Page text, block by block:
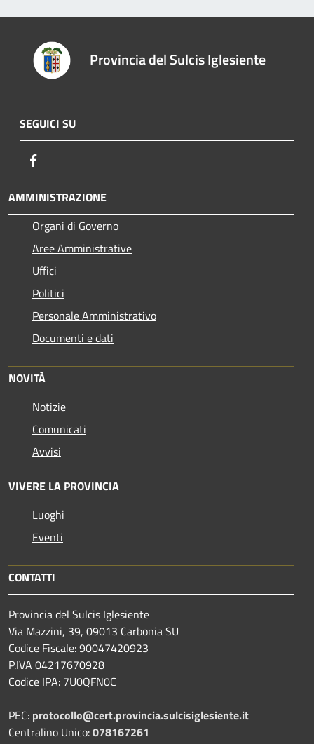
Provincia del Sulcis Iglesiente
SEGUICI SU
AMMINISTRAZIONE
Organi di Governo
Aree Amministrative
Uffici
Politici
Personale Amministrativo
Documenti e dati
NOVITÀ
Notizie
Comunicati
Avvisi
VIVERE LA PROVINCIA
Luoghi
Eventi
CONTATTI
Provincia del Sulcis Iglesiente
Via Mazzini, 39, 09013 Carbonia SU
Codice Fiscale: 90047420923
P.IVA 04217670928
Codice IPA: 7U0QFN0C
PEC: protocollo@cert.provincia.sulcisiglesiente.it
Centralino Unico:078167261